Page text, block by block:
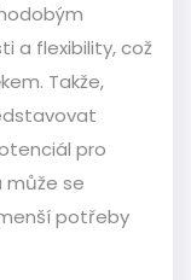
a flexibility, což
Takže,
pro
může se
potřeby